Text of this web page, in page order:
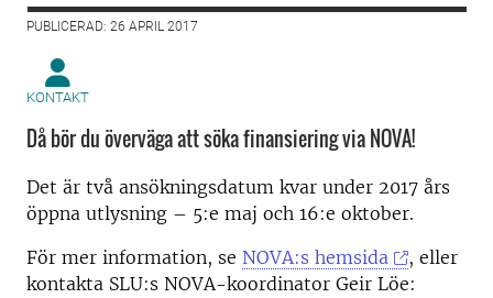
PUBLICERAD: 26 APRIL 2017
KONTAKT
Då bör du överväga att söka finansiering via NOVA!
Det är två ansökningsdatum kvar under 2017 års
öppna utlysning – 5:e maj och 16:e oktober.
För mer information, se NOVA:s hemsida
, eller
kontakta SLU:s NOVA-koordinator Geir Löe: